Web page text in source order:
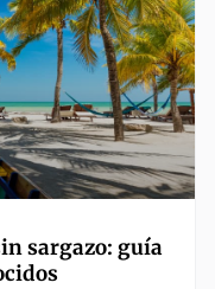
sargazo: guía